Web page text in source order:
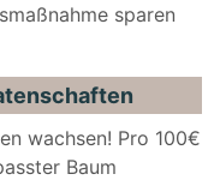
sparen
wachsen! Pro 100€
Baum